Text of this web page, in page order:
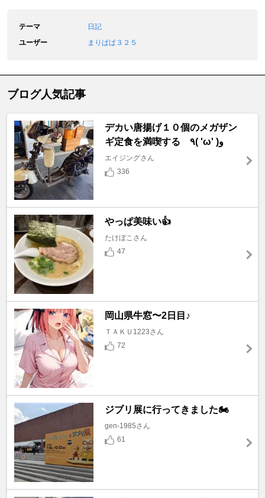
テーマ
日記
ユーザー
まりぱぱ３２５
ブログ人気記事
デカい唐揚げ１０個のメガザン
ギ定食を満喫する ٩( 'ω' )و
エイジングさん
336
やっぱ美味い👍
たけぼこさん
47
岡山県牛窓〜2日目♪
ＴＡＫＵ1223さん
72
ジブリ展に行ってきました🏍️
gen-1985さん
61